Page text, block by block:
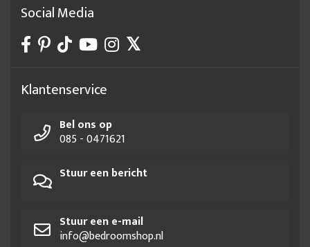
Social Media
Klantenservice
Bel ons op
085 - 0471621
Stuur een bericht
Stuur een e-mail
info@bedroomshop.nl